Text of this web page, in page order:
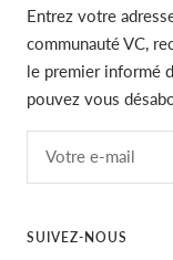
Entrez votre
communauté VC,
le premier informé
pouvez vous
Votre e-mail
SUIVEZ-NOUS